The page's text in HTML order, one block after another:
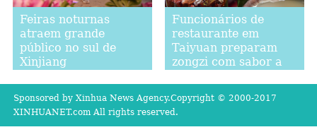
Feiras noturnas
atraem grande
público no sul de
Xinjiang
Funcionários de
restaurante em
Taiyuan preparam
zongzi com sabor a
Sponsored by Xinhua News Agency.Copyright © 2000-2017
XINHUANET.com All rights reserved.